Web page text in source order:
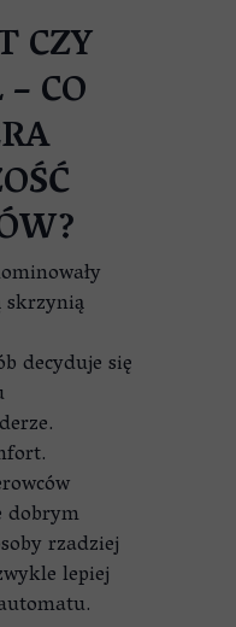
CZY
CO
skrzynią
decyduje się
dobrym
rzadziej
lepiej